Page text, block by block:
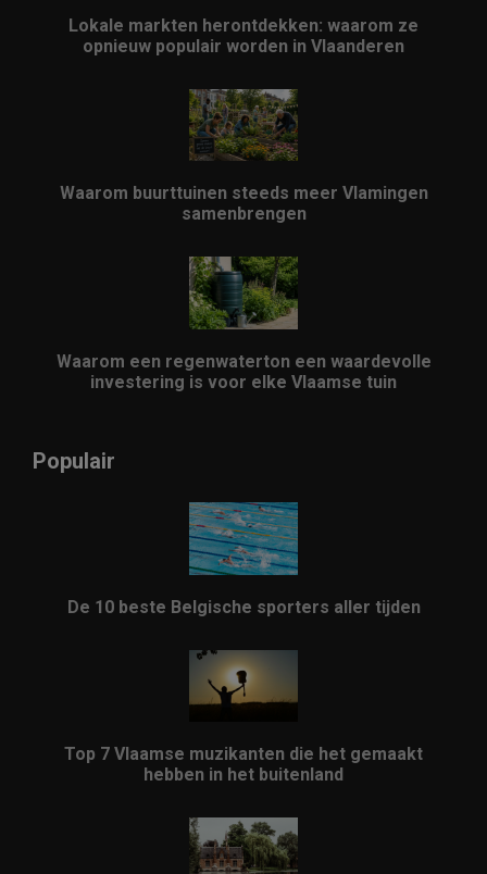
Lokale markten herontdekken: waarom ze
opnieuw populair worden in Vlaanderen
Waarom buurttuinen steeds meer Vlamingen
samenbrengen
Waarom een regenwaterton een waardevolle
investering is voor elke Vlaamse tuin
Populair
De 10 beste Belgische sporters aller tijden
Top 7 Vlaamse muzikanten die het gemaakt
hebben in het buitenland